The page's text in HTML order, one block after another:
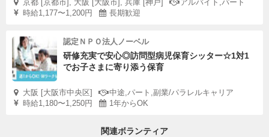
京都 [京都市], 大阪 [大阪市], 兵庫 [神戸]
アルバイト,パート
時給1,177〜1,200円
長期歓迎
認定ＮＰＯ法人ノーベル
研修充実で安心◎訪問型病児保育シッター☆1対1
でお子さまに寄り添う保育
大阪 [大阪市中央区]
中途,パート,副業/パラレルキャリア
時給1,180〜1,250円
1年からOK
関連ボランティア